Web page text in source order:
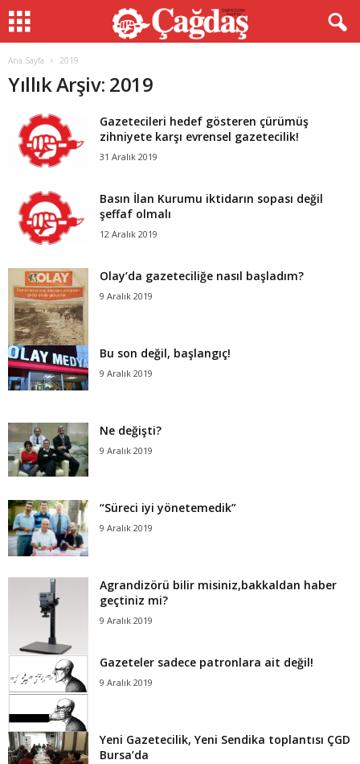
Ana Sayfa 2019
Yıllık Arşiv: 2019
Gazetecileri hedef gösteren çürümüş
zihniyete karşı evrensel gazetecilik!
31 Aralık 2019
Basın İlan Kurumu iktidarın sopası değil
şeffaf olmalı
12 Aralık 2019
Olay’da gazeteciliğe nasıl başladım?
9 Aralık 2019
Bu son değil, başlangıç!
9 Aralık 2019
Ne değişti?
9 Aralık 2019
“Süreci iyi yönetemedik”
9 Aralık 2019
Agrandizörü bilir misiniz,bakkaldan haber
geçtiniz mi?
9 Aralık 2019
Gazeteler sadece patronlara ait değil!
9 Aralık 2019
Yeni Gazetecilik, Yeni Sendika toplantısı ÇGD
Bursa’da